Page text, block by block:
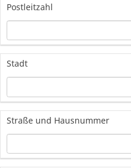
Postleitzahl
Stadt
Straße und Hausnummer